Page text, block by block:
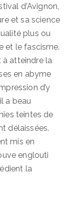
d'Avignon,
et sa science
plus ou
et le fascisme.
à atteindre la
en abyme
d’y
a beau
teintes de
délaissées.
mis en
englouti
la